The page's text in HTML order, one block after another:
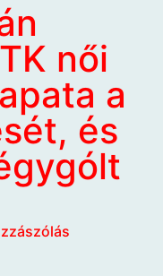
női
a
és